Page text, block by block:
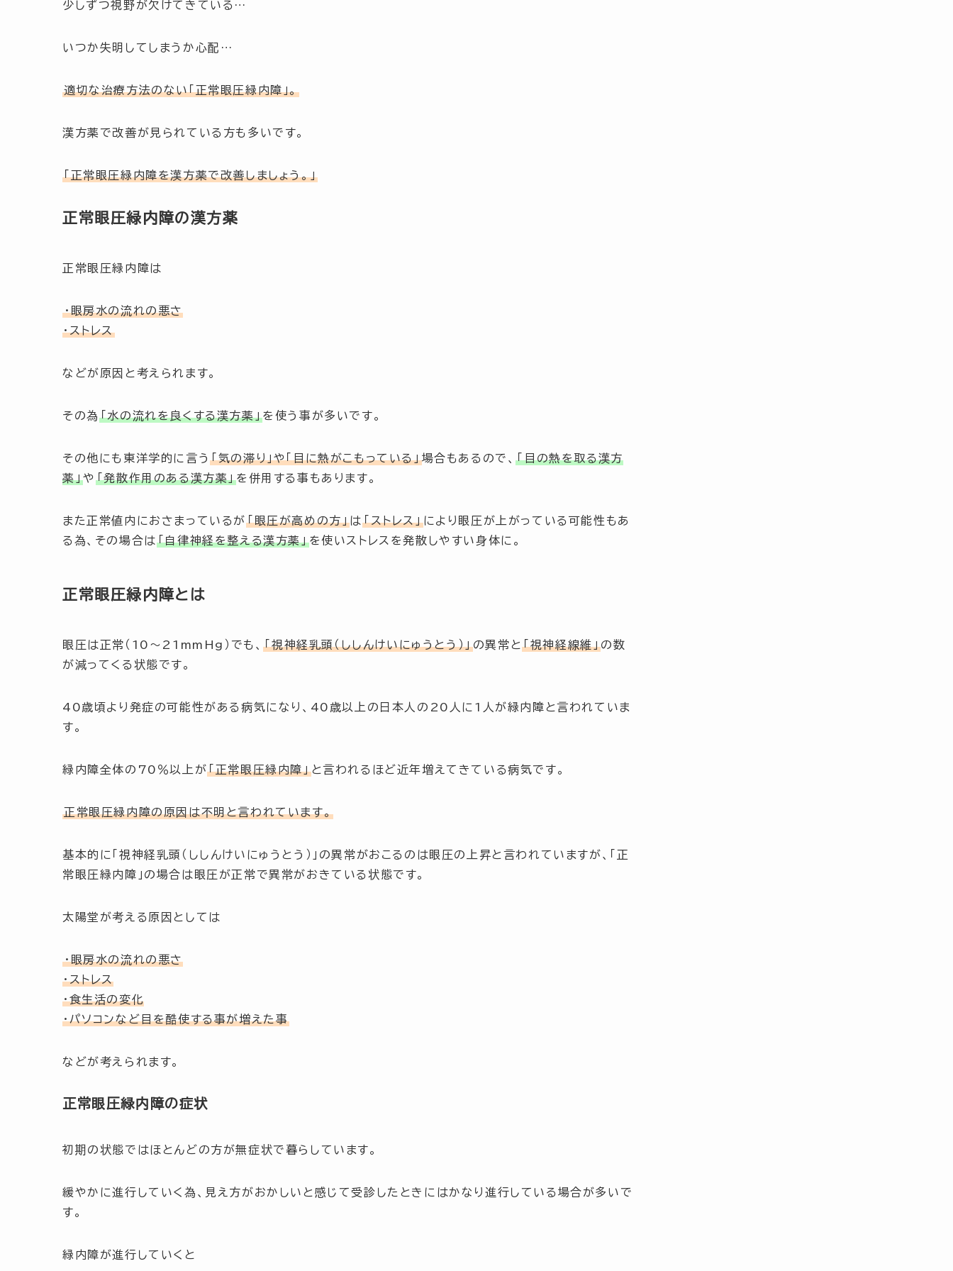
少しずつ視野が欠けてきている…
いつか失明してしまうか心配…
適切な治療方法のない「正常眼圧緑内障」。
漢方薬で改善が見られている方も多いです。
「正常眼圧緑内障を漢方薬で改善しましょう。」
正常眼圧緑内障の漢方薬
正常眼圧緑内障は
・眼房水の流れの悪さ
・ストレス
などが原因と考えられます。
その為 「水の流れを良くする漢方薬」を使う事が多いです。
その他にも東洋学的に言う「気の滞り」や「目に熱がこもっている」場合もあるので、「目の熱を取る漢方
薬」や 「発散作用のある漢方薬」を併用する事もあります。
また正常値内におさまっているが 「眼圧が高めの方」は「ストレス」により眼圧が上がっている可能性もあ
る為、その場合は 「自律神経を整える漢方薬」を使いストレスを発散しやすい身体に。
正常眼圧緑内障とは
眼圧は正常（10～21mmHg） でも、「視神経乳頭（ししんけいにゅうとう）」の異常と「視神経線維」の数
が減ってくる状態です。
40歳頃より発症の可能性がある病気になり、40歳以上の日本人の 20人に1人 が緑内障と言われていま
す。
緑内障全体の 70％以上 が「正常眼圧緑内障」と言われるほど近年増えてきている病気です。
正常眼圧緑内障の原因は不明と言われています。
基本的に 「視神経乳頭（ししんけいにゅうとう）」 の異常がおこるのは眼圧の上昇と言われていますが、
「正
常眼圧緑内障」 の場合は眼圧が正常で異常がおきている状態です。
太陽堂が考える原因としては
・眼房水の流れの悪さ
・ストレス
・食生活の変化
・パソコンなど目を酷使する事が増えた事
などが考えられます。
正常眼圧緑内障の症状
初期の状態ではほとんどの方が無症状で暮らしています。
緩やかに進行していく為、見え方がおかしいと感じて受診したときにはかなり進行している場合が多いで
す。
緑内障が進行していくと